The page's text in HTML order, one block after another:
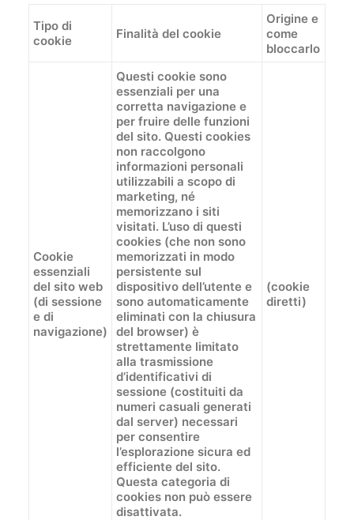
Tipo di
cookie
Finalità del cookie
Origine e
come
bloccarlo
Cookie
essenziali
del sito web
(di sessione
e di
navigazione)
Questi cookie sono
essenziali per una
corretta navigazione e
per fruire delle funzioni
del sito. Questi cookies
non raccolgono
informazioni personali
utilizzabili a scopo di
marketing, né
memorizzano i siti
visitati. L’uso di questi
cookies (che non sono
memorizzati in modo
persistente sul
dispositivo dell’utente e
sono automaticamente
eliminati con la chiusura
del browser) è
strettamente limitato
alla trasmissione
d’identificativi di
sessione (costituiti da
numeri casuali generati
dal server) necessari
per consentire
l’esplorazione sicura ed
efficiente del sito.
Questa categoria di
cookies non può essere
disattivata.
(cookie
diretti)